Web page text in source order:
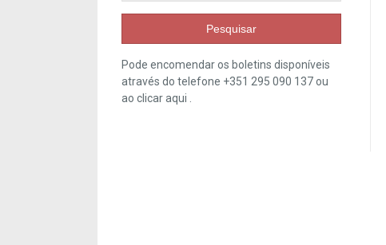
Pesquisar
Pode encomendar os boletins disponíveis
através do telefone +351 295 090 137 ou
ao clicaraqui